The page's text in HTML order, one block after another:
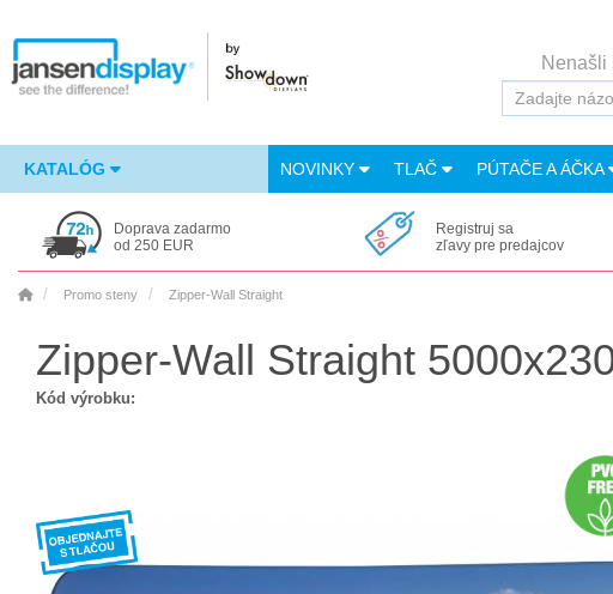
Nenašli
KATALÓG NOVINKY TLAČ PÚTAČE A ÁČKA
Doprava zadarmo
od 250 EUR
Registruj sa
zľavy pre predajcov
Promo steny Zipper-Wall Straight
Zipper-Wall Straight
Kód výrobku: